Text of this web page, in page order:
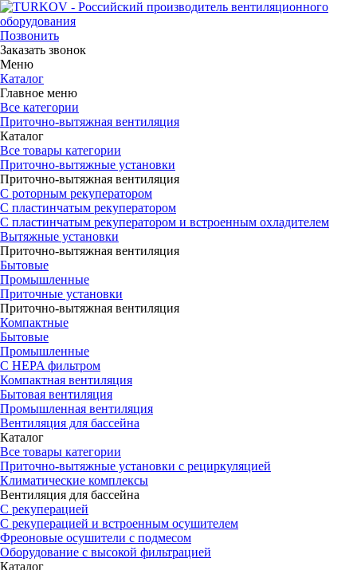
Позвонить
Заказать звонок
Меню
Каталог
Главное меню
Все категории
Приточно-вытяжная вентиляция
Каталог
Все товары категории
Приточно-вытяжные установки
Приточно-вытяжная вентиляция
С роторным рекуператором
С пластинчатым рекуператором
С пластинчатым рекуператором и встроенным охладителем
Вытяжные установки
Приточно-вытяжная вентиляция
Бытовые
Промышленные
Приточные установки
Приточно-вытяжная вентиляция
Компактные
Бытовые
Промышленные
С HEPA фильтром
Компактная вентиляция
Бытовая вентиляция
Промышленная вентиляция
Вентиляция для бассейна
Каталог
Все товары категории
Приточно-вытяжные установки с рециркуляцией
Климатические комплексы
Вентиляция для бассейна
С рекуперацией
С рекуперацией и встроенным осушителем
Фреоновые осушители с подмесом
Оборудование с высокой фильтрацией
Каталог